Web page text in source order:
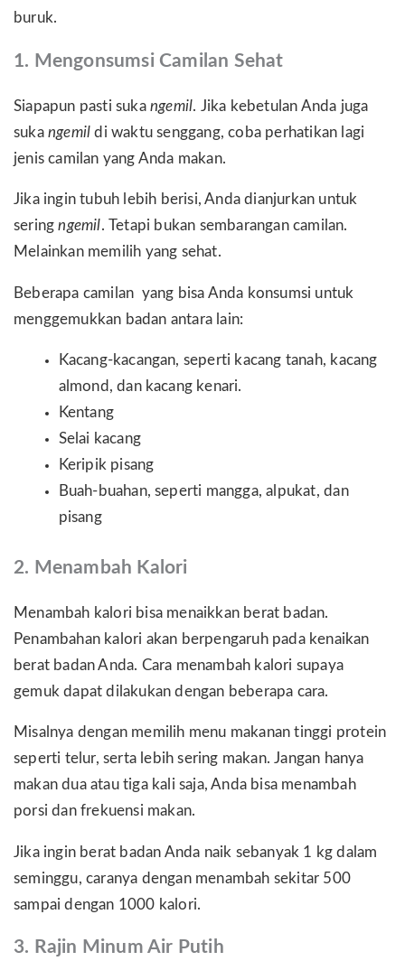
buruk.
1. Mengonsumsi Camilan Sehat
Siapapun pasti suka ngemil. Jika kebetulan Anda juga
suka ngemildi waktu senggang, coba perhatikan lagi
jenis camilan yang Anda makan.
Jika ingin tubuh lebih berisi, Anda dianjurkan untuk
seringngemil. Tetapi bukan sembarangan camilan.
Melainkan memilih yang sehat.
Beberapa camilan yang bisa Anda konsumsi untuk
menggemukkan badan antara lain:
Kacang-kacangan, seperti kacang tanah, kacang
almond, dan kacang kenari.
Kentang
Selai kacang
Keripik pisang
Buah-buahan, seperti mangga, alpukat, dan
pisang
2. Menambah Kalori
Menambah kalori bisa menaikkan berat badan.
Penambahan kalori akan berpengaruh pada kenaikan
berat badan Anda. Cara menambah kalori supaya
gemuk dapat dilakukan dengan beberapa cara.
Misalnya dengan memilih menu makanan tinggi protein
seperti telur, serta lebih sering makan. Jangan hanya
makan dua atau tiga kali saja, Anda bisa menambah
porsi dan frekuensi makan.
Jika ingin berat badan Anda naik sebanyak 1 kg dalam
seminggu, caranya dengan menambah sekitar 500
sampai dengan 1000 kalori.
3. Rajin Minum Air Putih